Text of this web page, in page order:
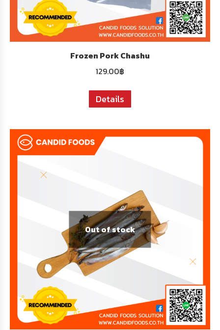
Frozen Pork Chashu
129.00฿
Details
Out of stock